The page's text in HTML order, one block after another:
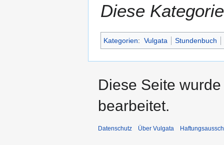
Diese
Kategorien: Vulgata Stundenbuch
Diese Seite
bearbeitet.
Datenschutz Über Vulgata